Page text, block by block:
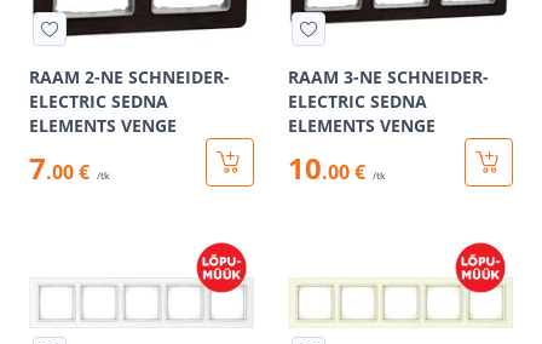
RAAM 2-NE SCHNEIDER-
ELECTRIC SEDNA
ELEMENTS VENGE
7.00 € /tk
RAAM 3-NE SCHNEIDER-
ELECTRIC SEDNA
ELEMENTS VENGE
10.00 € /tk